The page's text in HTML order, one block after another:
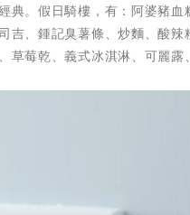
典。假日騎樓，有：阿婆豬
吉、鍾記臭薯條、炒麵、酸
草莓乾、義式冰淇淋、可麗